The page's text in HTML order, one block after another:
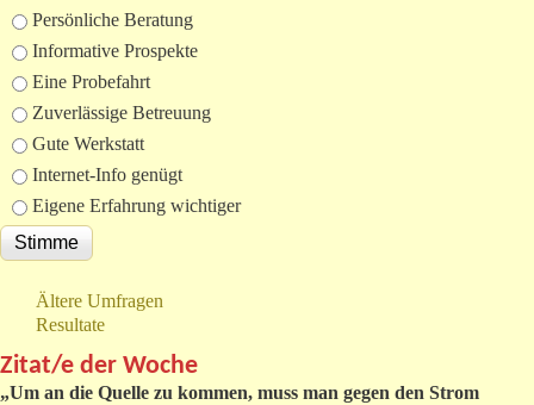
Auswahlmöglichkeiten
Persönliche Beratung
Informative Prospekte
Eine Probefahrt
Zuverlässige Betreuung
Gute Werkstatt
Internet-Info genügt
Eigene Erfahrung wichtiger
Ältere Umfragen
Resultate
Zitat/e der Woche
„Um an die Quelle zu kommen, muss man gegen den Strom